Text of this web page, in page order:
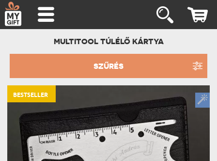
MULTITOOL TÚLÉLŐ KÁRTYA
SZŰRÉS
BESTSELLER